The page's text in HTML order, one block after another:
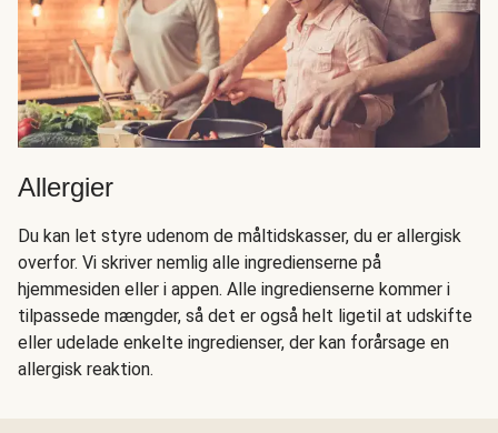
Allergier
Du kan let styre udenom de måltidskasser, du er allergisk
overfor. Vi skriver nemlig alle ingredienserne på
hjemmesiden eller i appen. Alle ingredienserne kommer i
tilpassede mængder, så det er også helt ligetil at udskifte
eller udelade enkelte ingredienser, der kan forårsage en
allergisk reaktion.